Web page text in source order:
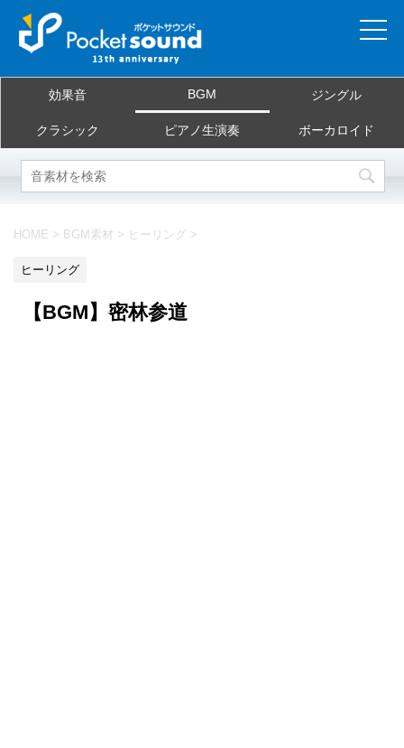
当サイトについて
ご利用規約
お問合せ
効果音 BGM ジングル
クラシック ピアノ生演奏 ボーカロイド
HOME > BGM素材 > ヒーリング >
ヒーリング
【BGM】密林参道